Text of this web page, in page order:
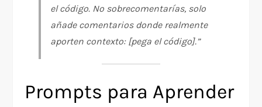
el código. No sobrecomentarías, solo
añade comentarios donde realmente
aporten contexto: [pega el código].”
Prompts para Aprender